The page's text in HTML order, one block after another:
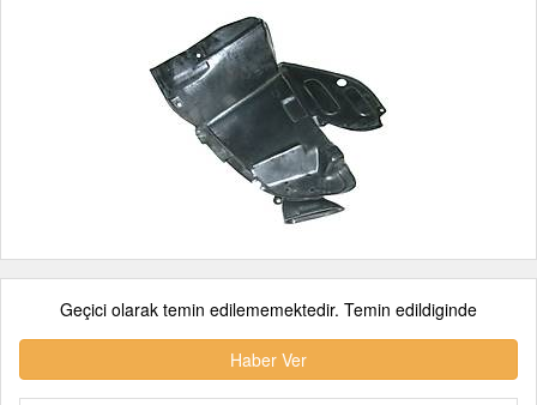
Geçici olarak temin edilememektedir. Temin edildiginde
Haber Ver